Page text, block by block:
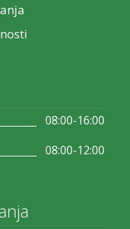
08:00-16:00
08:00-12:00